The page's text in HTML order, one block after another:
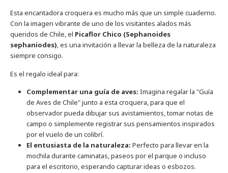
Esta encantadora croquera es mucho más que un simple cuaderno.
Con la imagen vibrante de uno de los visitantes alados más
queridos de Chile, el Picaflor Chico (Sephanoides
sephaniodes), es una invitación a llevar la belleza de la naturaleza
siempre consigo.
Es el regalo ideal para:
Complementar una guía de aves: Imagina regalar la "Guía
de Aves de Chile" junto a esta croquera, para que el
observador pueda dibujar sus avistamientos, tomar notas de
campo o simplemente registrar sus pensamientos inspirados
por el vuelo de un colibrí.
El entusiasta de la naturaleza: Perfecto para llevar en la
mochila durante caminatas, paseos por el parque o incluso
para el escritorio, esperando capturar ideas o esbozos.